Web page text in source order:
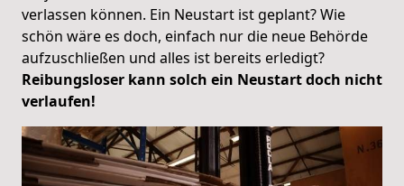
verlassen können. Ein Neustart ist geplant? Wie
schön wäre es doch, einfach nur die neue Behörde
aufzuschließen und alles ist bereits erledigt?
Reibungsloser kann solch ein Neustart doch nicht
verlaufen!